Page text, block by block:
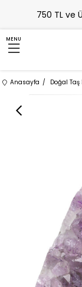
750 TL ve
MENU
Anasayfa Doğal